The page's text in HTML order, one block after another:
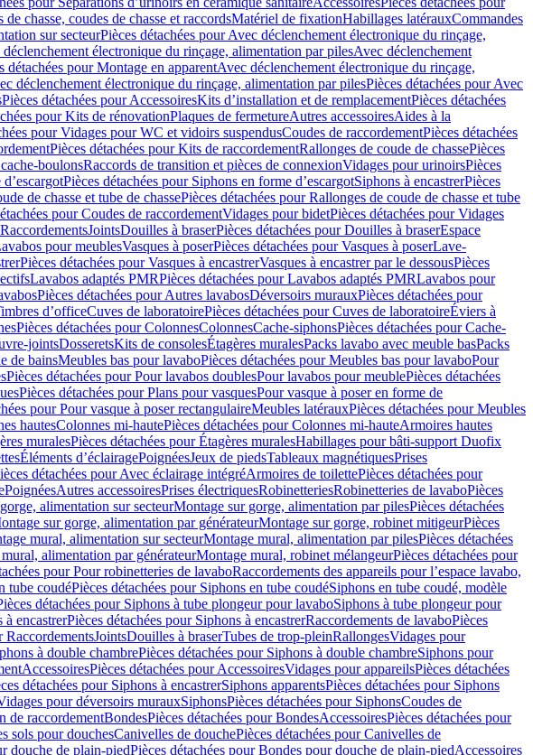
chasse, coudes de chasse et raccordsMatériel de fixationHabillages latérauxCommandes
sur secteurPièces détachées pour Avec déclenchement électronique du rinçage,
déclenchement électronique du rinçage, alimentation par pilesAvec déclenchement
détachées pour Montage en apparentAvec déclenchement électronique du rinçage,
déclenchement électronique du rinçage, alimentation par pilesPièces détachées pour Avec
Pièces détachées pour AccessoiresKits d’installation et de remplacementPièces détachées
pour Kits de rénovationPlaques de fermetureAutres accessoiresAides à la
pour Vidages pour WC et vidoirs suspendusCoudes de raccordementPièces détachées
Pièces détachées pour Kits de raccordementRallonges de coude de chassePièces
boulonsRaccords de transition et pièces de connexionVidages pour urinoirsPièces
Pièces détachées pour Siphons en forme d’escargotSiphons à encastrerPièces
de chasse et tube de chassePièces détachées pour Rallonges de coude de chasse et tube
pour Coudes de raccordementVidages pour bidetPièces détachées pour Vidages
RaccordementsJointsDouilles à braserPièces détachées pour Douilles à braserEspace
pour meublesVasques à poserPièces détachées pour Vasques à poserLave-
Pièces détachées pour Vasques à encastrerVasques à encastrer par le dessousPièces
Lavabos adaptés PMRPièces détachées pour Lavabos adaptés PMRLavabos pour
Pièces détachées pour Autres lavabosDéversoirs murauxPièces détachées pour
dʼofficeCuves de laboratoirePièces détachées pour Cuves de laboratoireÉviers à
Pièces détachées pour ColonnesColonnesCache-siphonsPièces détachées pour Cache-
jointsDosseretsKits de consolesÉtagères muralesPacks lavabo avec meuble basPacks
de bainsMeubles bas pour lavaboPièces détachées pour Meubles bas pour lavaboPour
Pièces détachées pour Pour lavabos doublesPour lavabos pour meublePièces détachées
Pièces détachées pour Plans pour vasquesPour vasque à poser en forme de
pour Pour vasque à poser rectangulaireMeubles latérauxPièces détachées pour Meubles
hautesColonnes mi-hautePièces détachées pour Colonnes mi-hauteArmoires hautes
muralesPièces détachées pour Étagères muralesHabillages pour bâti-support Duofix
Éléments d’éclairagePoignéesJeux de piedsTableaux magnétiquesPrises
détachées pour Avec éclairage intégréArmoires de toilettePièces détachées pour
PoignéesAutres accessoiresPrises électriquesRobinetteriesRobinetteries de lavaboPièces
alimentation sur secteurMontage sur gorge, alimentation par pilesPièces détachées
sur gorge, alimentation par générateurMontage sur gorge, robinet mitigeurPièces
mural, alimentation sur secteurMontage mural, alimentation par pilesPièces détachées
alimentation par générateurMontage mural, robinet mélangeurPièces détachées pour
pour Pour robinetteries de lavaboRaccordements des appareils pour l’espace lavabo,
tube coudéPièces détachées pour Siphons en tube coudéSiphons en tube coudé, modèle
détachées pour Siphons à tube plongeur pour lavaboSiphons à tube plongeur pour
à encastrerPièces détachées pour Siphons à encastrerRaccordements de lavaboPièces
RaccordementsJointsDouilles à braserTubes de trop-pleinRallongesVidages pour
à double chambrePièces détachées pour Siphons à double chambreSiphons pour
AccessoiresPièces détachées pour AccessoiresVidages pour appareilsPièces détachées
détachées pour Siphons à encastrerSiphons apparentsPièces détachées pour Siphons
pour déversoirs murauxSiphonsPièces détachées pour SiphonsCoudes de
de raccordementBondesPièces détachées pour BondesAccessoiresPièces détachées pour
sols pour douchesCanivelles de douchePièces détachées pour Canivelles de
douche de plain-piedPièces détachées pour Bondes pour douche de plain-piedAccessoires